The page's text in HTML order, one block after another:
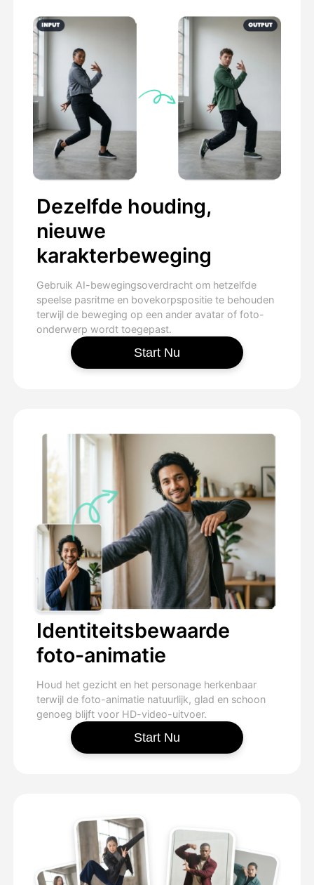
Dezelfde houding,
nieuwe
karakterbeweging
Gebruik AI-bewegingsoverdracht om hetzelfde
speelse pasritme en bovekorpspositie te behouden
terwijl de beweging op een ander avatar of foto-
onderwerp wordt toegepast.
Start Nu
Identiteitsbewaarde
foto-animatie
Houd het gezicht en het personage herkenbaar
terwijl de foto-animatie natuurlijk, glad en schoon
genoeg blijft voor HD-video-uitvoer.
Start Nu